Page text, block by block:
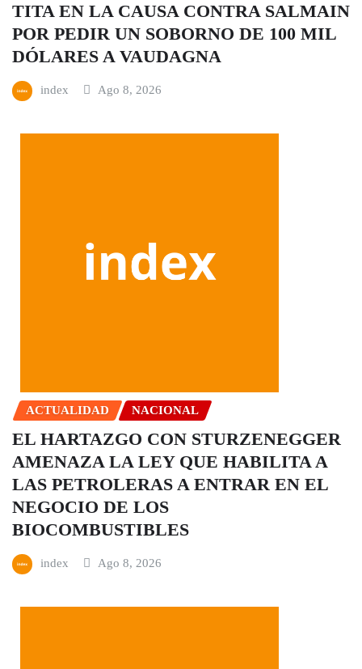
TITA EN LA CAUSA CONTRA SALMAIN
POR PEDIR UN SOBORNO DE 100 MIL
DÓLARES A VAUDAGNA
index Ago 8, 2026
ACTUALIDAD NACIONAL
EL HARTAZGO CON STURZENEGGER
AMENAZA LA LEY QUE HABILITA A
LAS PETROLERAS A ENTRAR EN EL
NEGOCIO DE LOS
BIOCOMBUSTIBLES
index Ago 8, 2026